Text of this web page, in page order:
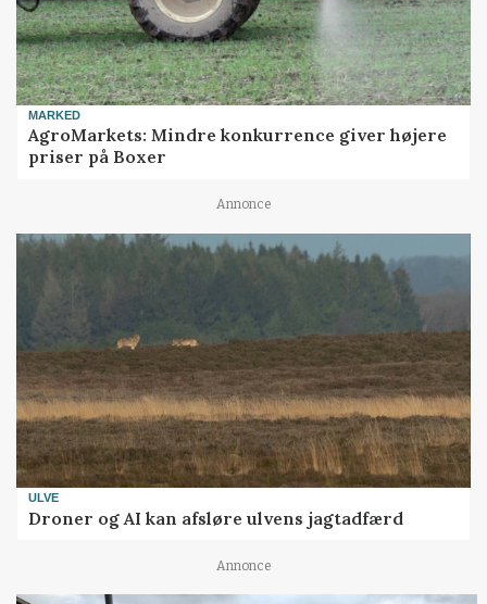
MARKED
AgroMarkets: Mindre konkurrence giver højere
priser på Boxer
Annonce
ULVE
Droner og AI kan afsløre ulvens jagtadfærd
Annonce